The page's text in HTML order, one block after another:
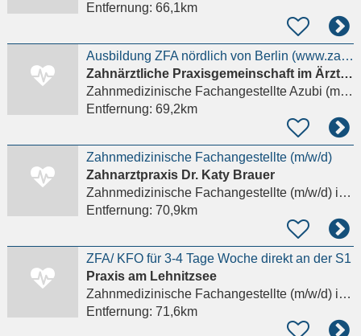
Entfernung: 66,1km
Ausbildung ZFA nördlich von Berlin (www.zahnaerzte-leegebruch.de) Details anzeigen
Zahnärztliche Praxisgemeinschaft im Ärztehaus Leegebruch Dr. Max Jäger, Natalia Kotmin, Beate Now
Zahnmedizinische Fachangestellte Azubi (m/w/d)
Entfernung: 69,2km
Zahnmedizinische Fachangestellte (m/w/d)
Zahnarztpraxis Dr. Katy Brauer
Zahnmedizinische Fachangestellte (m/w/d)in Ludwigslust, Glaisin
Entfernung: 70,9km
ZFA/ KFO für 3-4 Tage Woche direkt an der S1
Praxis am Lehnitzsee
Zahnmedizinische Fachangestellte (m/w/d)in Oranienburg, Lehnitz
Entfernung: 71,6km